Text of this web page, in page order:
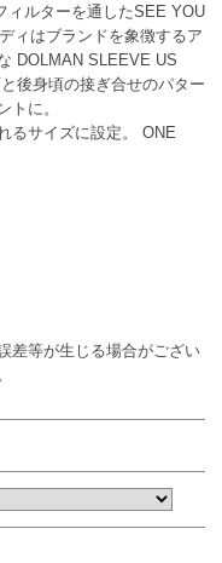
ィルターを通したSEE YOU
ィはブランドを象徴するア
DOLMAN SLEEVE US
後身頃の接ぎ合せのパター
ントに。
るサイズに設定。 ONE
差等が生じる場合がござい